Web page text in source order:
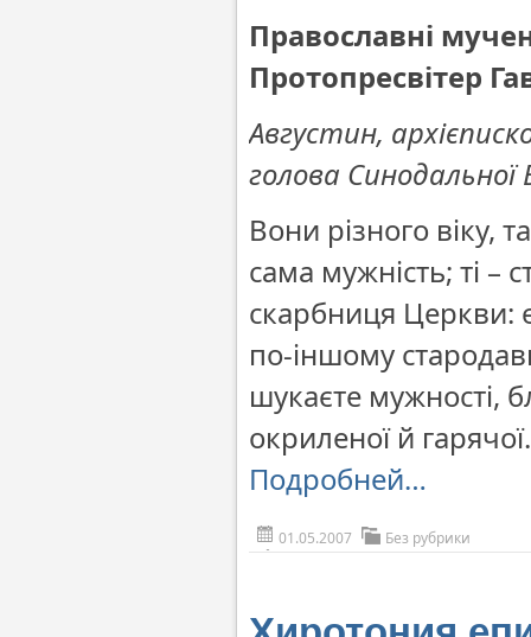
Православні
Протопресвітер
Августин,
голова Синодальної
Вони різного віку,
сама мужність; ті –
скарбниця Церкви:
по-іншому
шукаєте мужності,
окриленої й
Подробней…
01.05.2007 Без рубрики